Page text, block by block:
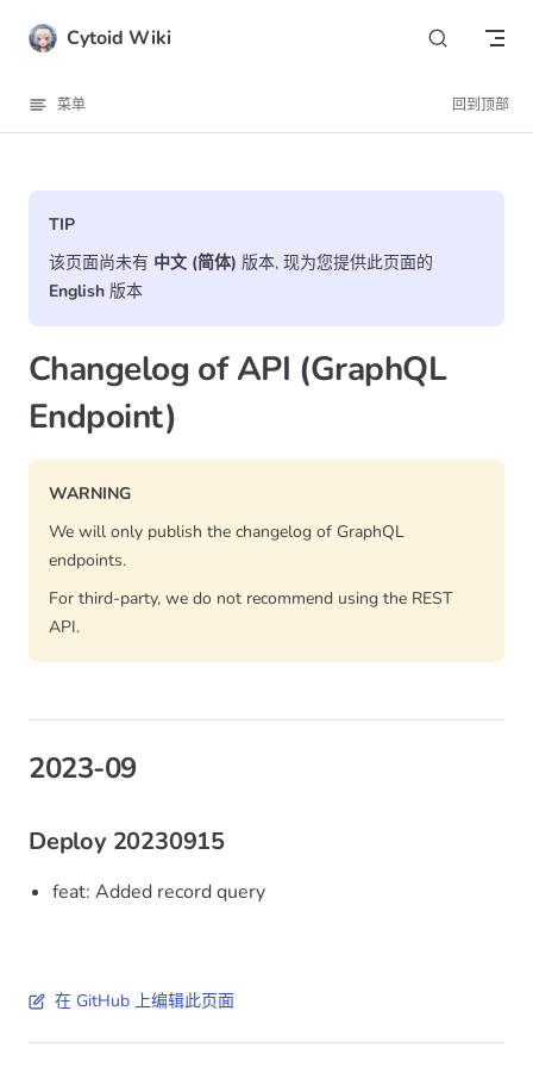
Skip to content
Cytoid Wiki
菜单 回到顶部
TIP
该页面尚未有 中文 (简体) 版本, 现为您提供此页面的
English 版本
Changelog of API (GraphQL
Endpoint)
WARNING
We will only publish the changelog of GraphQL
endpoints.
For third-party, we do not recommend using the REST
API.
2023-09
Deploy 20230915
feat: Added record query
在 GitHub 上编辑此页面